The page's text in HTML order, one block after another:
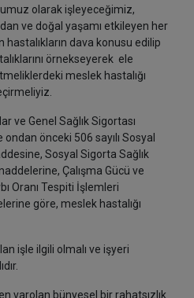
olarak işleyeceğimiz,
ve doğal yaşamı etkileyen her
dava konusu edilip
örnekseyerek ele
meslek hastalığı
ve Genel Sağlık Sigortası
önceki 506 sayılı Sosyal
Sosyal Sigorta Sağlık
Çalışma Gücü ve
Oranı Tespiti İşlemleri
göre, meslek hastalığı
işle ilgili olmalı ve işyeri
varolan bünyesel bir rahatsızlık